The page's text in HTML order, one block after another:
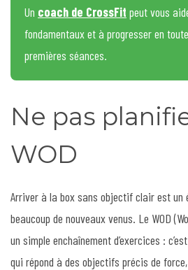
Un coach de CrossFit peut vous
fondamentaux et à progresser en
premières séances.
Ne pas
WOD
Arriver à la box sans objectif clair est un
beaucoup de nouveaux venus. Le WOD
un simple enchaînement d’exercices :
qui répond à des objectifs précis de force,